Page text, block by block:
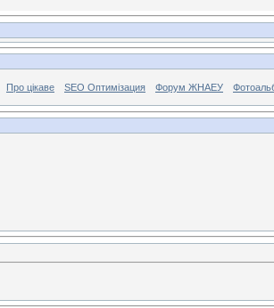
Про цікаве SEO Оптимізация Форум ЖНАЕУ